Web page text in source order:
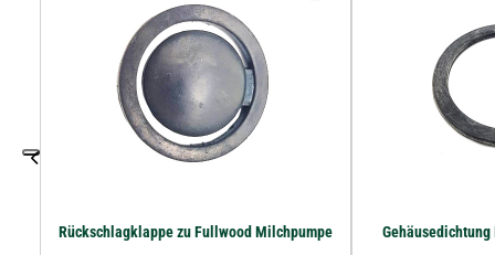
Rückschlagklappe zu Fullwood Milchpumpe